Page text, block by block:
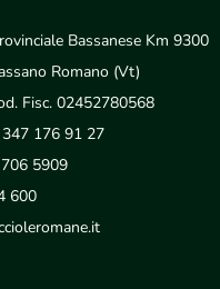
Bassanese Km 9300
Romano (Vt)
Fisc. 02452780568
176 91 27
5909
600